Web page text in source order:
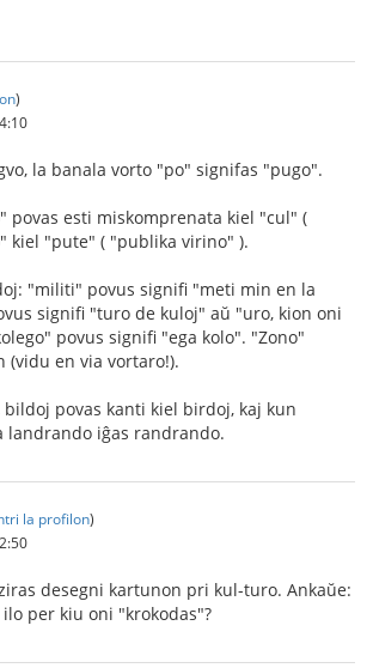
)
la banala vorto "po" signifas "pugo".
povas esti miskomprenata kiel "cul" (
kiel "pute" ( "publika virino" ).
"militi" povus signifi "meti min en la
signifi "turo de kuloj" aŭ "uro, kion oni
povus signifi "ega kolo". "Zono"
(vidu en via vortaro!).
povas kanti kiel birdoj, kaj kun
landrando iĝas randrando.
la profilon)
desegni kartunon pri kul-turo. Ankaŭe:
per kiu oni "krokodas"?